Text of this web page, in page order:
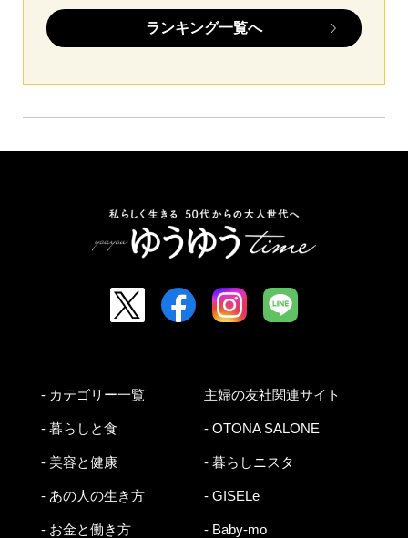
ランキング一覧へ
- カテゴリー一覧
- 暮らしと食
- 美容と健康
- あの人の生き方
- お金と働き方
主婦の友社関連サイト
- OTONA SALONE
- 暮らしニスタ
- GISELe
- Baby-mo